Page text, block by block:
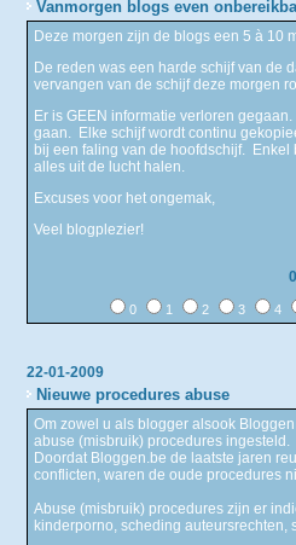
Vanmorgen blogs even
Deze morgen zijn de blogs een 5 à 10
De reden was een harde schijf van de
vervangen van de schijf deze morgen
Er is GEEN informatie verloren
gaan. Elke schijf wordt continu
bij een faling van de hoofdschijf.
alles uit de lucht halen.
Excuses voor het ongemak,
Veel blogplezier!
0 1 2 3 4
22-01-2009
Nieuwe procedures abuse
Om zowel u als blogger alsook
abuse (misbruik) procedures ingesteld.
Doordat Bloggen.be de laatste jaren
conflicten, waren de oude procedures
Abuse (misbruik) procedures zijn er
kinderporno, scheding auteursrechten,